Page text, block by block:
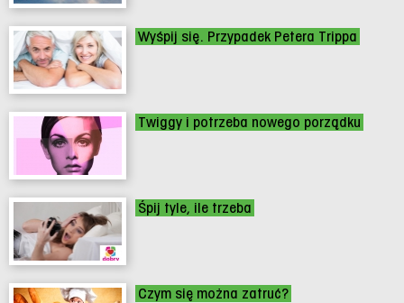
Wyśpij się. Przypadek Petera Trippa
Twiggy i potrzeba nowego porządku
Śpij tyle, ile trzeba
Czym się można zatruć?